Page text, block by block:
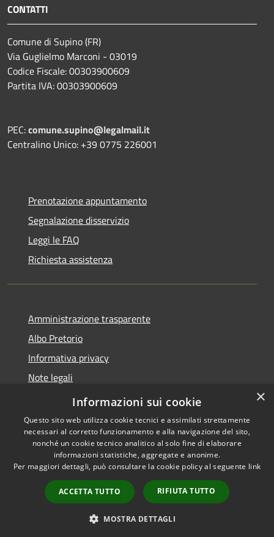
CONTATTI
Comune di Supino (FR)
Via Guglielmo Marconi - 03019
Codice Fiscale: 00303900609
Partita IVA: 00303900609
PEC:comune.supino@legalmail.it
Centralino Unico: +39 0775 226001
Prenotazione appuntamento
Segnalazione disservizio
Leggi le FAQ
Richiesta assistenza
Amministrazione trasparente
Albo Pretorio
Informativa privacy
Note legali
Dichiarazione di accessibilità
Accessibilità
Copyright © 2026 • Comune di
Supino • Powered by
Municipium•
Accesso
redazione
×
Informazioni sui cookie
Questo sito web utilizza cookie tecnici e assimilati strettamente
necessari al corretto funzionamento e alla navigazione del sito,
nonché un cookie tecnico analitico al solo fine di elaborare
informazioni statistiche, aggregate e anonime.
Per maggiori dettagli, può consultare la cookie policy al seguente link
ACCETTA TUTTO RIFIUTA TUTTO
MOSTRA DETTAGLI